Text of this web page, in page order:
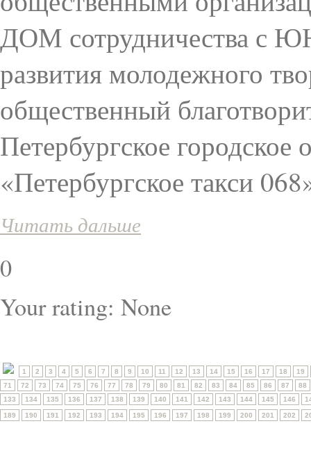
ДОМ сотрудничества с
развития молодежного
общественный
Петербургское
«Петербургское такси
Читать дальше
0
Your rating: None
1 2 3 4 5 6 7 8 9 10 11 12 13 14 15 16 17 18
19
71
72 73 74 75 76 77 78 79 80 81 82 83 84 85 86 87
88
133
134 135 136 137 138 139 140 141 142 143 144 145 146
189 190 191 192 193 194 195 196 197 198 199 200 201 202